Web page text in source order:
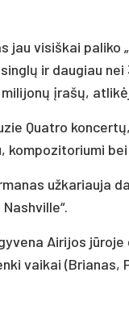
jau visiškai
ir daugiau
įrašų,
Quatro
kompozitoriumi
užkariauja
Airijos
vaikai